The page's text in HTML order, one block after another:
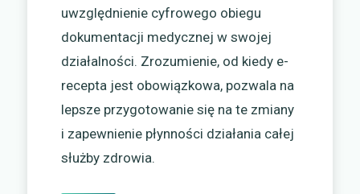
uwzględnienie cyfrowego obiegu
dokumentacji medycznej w swojej
działalności. Zrozumienie, od kiedy e-
recepta jest obowiązkowa, pozwala na
lepsze przygotowanie się na te zmiany
i zapewnienie płynności działania całej
służby zdrowia.